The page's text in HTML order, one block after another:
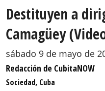
Destituyen a
Camagüey
sábado 9 de mayo de
Redacción de CubitaNOW
Sociedad, Cuba